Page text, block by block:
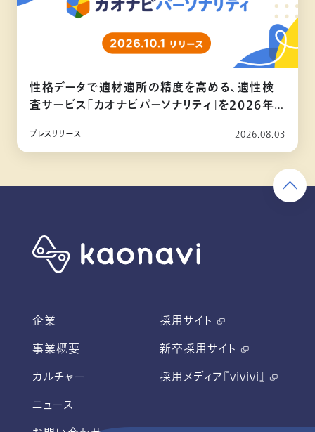
性格データで適材適所の精度を高める、適性検
査サービス「カオナビパーソナリティ」を2026年
プレスリリース 2026.08.03
企業
事業概要
カルチャー
ニュース
採用サイト
新卒採用サイト
採用メディア『vivivi』